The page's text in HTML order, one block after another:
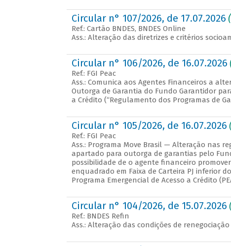
Circular n° 107/2026, de 17.07.2026
Ref.: Cartão BNDES, BNDES Online
Ass.: Alteração das diretrizes e critérios
Circular n° 106/2026, de 16.07.2026
Ref.: FGI Peac
Ass.: Comunica aos Agentes Financeiros a
Outorga de Garantia do Fundo Garantidor
a Crédito (“Regulamento dos Programas de
Circular n° 105/2026, de 16.07.2026
Ref.: FGI Peac
Ass.: Programa Move Brasil — Alteração nas
apartado para outorga de garantias pelo
possibilidade de o agente financeiro
enquadrado em Faixa de Carteira PJ inferior
Programa Emergencial de Acesso a Crédito
Circular n° 104/2026, de 15.07.2026
Ref.: BNDES Refin
Ass.: Alteração das condições de